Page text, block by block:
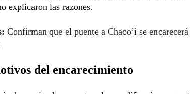
explicaron las razones.
Confirman que el puente a Chaco’i se
del encarecimiento